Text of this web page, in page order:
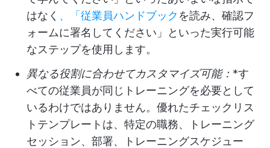
はなく 、「従業員ハンドブック を読み、確認フ
ォームに署名してください」といった実行可能
なステップを使用します。
異なる役割に合わせてカスタマイズ可能： *す
べての従業員が同じトレーニングを必要として
いるわけではありません。優れたチェックリス
トテンプレートは、特定の職務、トレーニング
セッション、部署、トレーニングスケジュー